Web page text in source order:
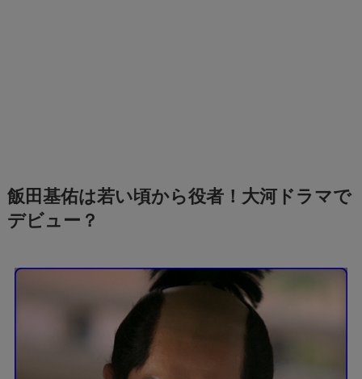
飯田基佑は若い頃から役者！大河ドラマで
デビュー？